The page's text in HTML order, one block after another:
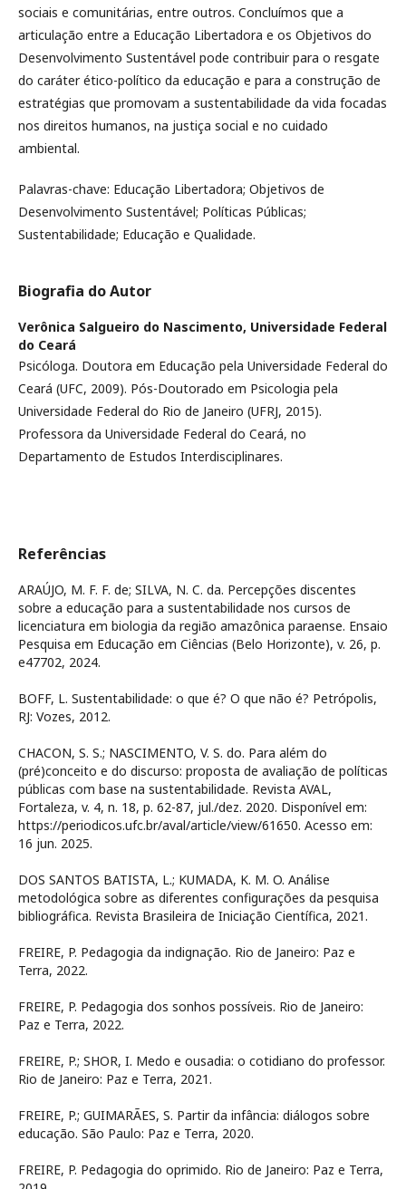
sociais e comunitárias, entre outros. Concluímos que a
articulação entre a Educação Libertadora e os Objetivos do
Desenvolvimento Sustentável pode contribuir para o resgate
do caráter ético-político da educação e para a construção de
estratégias que promovam a sustentabilidade da vida focadas
nos direitos humanos, na justiça social e no cuidado
ambiental.
Palavras-chave: Educação Libertadora; Objetivos de
Desenvolvimento Sustentável; Políticas Públicas;
Sustentabilidade; Educação e Qualidade.
Biografia do Autor
Verônica Salgueiro do Nascimento, Universidade Federal
do Ceará
Psicóloga. Doutora em Educação pela Universidade Federal do
Ceará (UFC, 2009). Pós-Doutorado em Psicologia pela
Universidade Federal do Rio de Janeiro (UFRJ, 2015).
Professora da Universidade Federal do Ceará, no
Departamento de Estudos Interdisciplinares.
Referências
ARAÚJO, M. F. F. de; SILVA, N. C. da. Percepções discentes
sobre a educação para a sustentabilidade nos cursos de
licenciatura em biologia da região amazônica paraense. Ensaio
Pesquisa em Educação em Ciências (Belo Horizonte), v. 26, p.
e47702, 2024.
BOFF, L. Sustentabilidade: o que é? O que não é? Petrópolis,
RJ: Vozes, 2012.
CHACON, S. S.; NASCIMENTO, V. S. do. Para além do
(pré)conceito e do discurso: proposta de avaliação de políticas
públicas com base na sustentabilidade. Revista AVAL,
Fortaleza, v. 4, n. 18, p. 62-87, jul./dez. 2020. Disponível em:
https://periodicos.ufc.br/aval/article/view/61650. Acesso em:
16 jun. 2025.
DOS SANTOS BATISTA, L.; KUMADA, K. M. O. Análise
metodológica sobre as diferentes configurações da pesquisa
bibliográfica. Revista Brasileira de Iniciação Científica, 2021.
FREIRE, P. Pedagogia da indignação. Rio de Janeiro: Paz e
Terra, 2022.
FREIRE, P. Pedagogia dos sonhos possíveis. Rio de Janeiro:
Paz e Terra, 2022.
FREIRE, P.; SHOR, I. Medo e ousadia: o cotidiano do professor.
Rio de Janeiro: Paz e Terra, 2021.
FREIRE, P.; GUIMARÃES, S. Partir da infância: diálogos sobre
educação. São Paulo: Paz e Terra, 2020.
FREIRE, P. Pedagogia do oprimido. Rio de Janeiro: Paz e Terra,